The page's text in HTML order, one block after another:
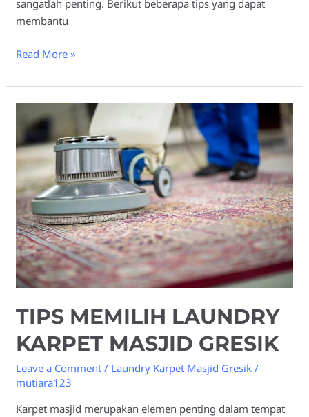
sangatlah penting. Berikut beberapa tips yang dapat
membantu
Read More »
TIPS MEMILIH LAUNDRY
KARPET MASJID GRESIK
Leave a Comment / Laundry Karpet Masjid Gresik /
mutiara123
Karpet masjid merupakan elemen penting dalam tempat
Memilih
Laundry
Karpet
Masjid
Gresik